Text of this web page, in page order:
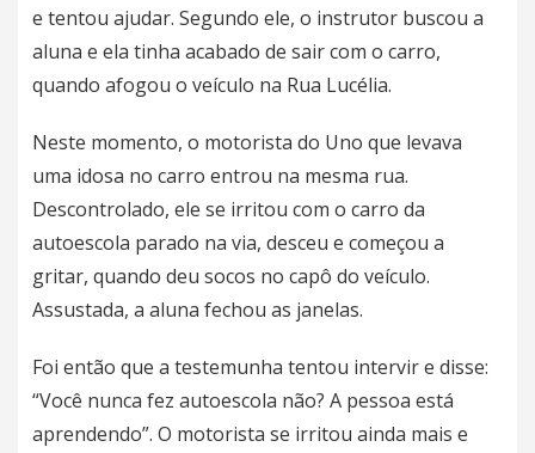
e tentou ajudar. Segundo ele, o instrutor buscou a
aluna e ela tinha acabado de sair com o carro,
quando afogou o veículo na Rua Lucélia.
Neste momento, o motorista do Uno que levava
uma idosa no carro entrou na mesma rua.
Descontrolado, ele se irritou com o carro da
autoescola parado na via, desceu e começou a
gritar, quando deu socos no capô do veículo.
Assustada, a aluna fechou as janelas.
Foi então que a testemunha tentou intervir e disse:
“Você nunca fez autoescola não? A pessoa está
aprendendo”. O motorista se irritou ainda mais e